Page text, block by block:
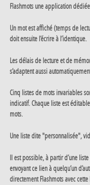
Flashmots une application
Un mot est affiché (temps de
doit ensuite l’écrire à l’identique.
Les délais de lecture et de
s’adaptent aussi
Cinq listes de mots invariables
indicatif. Chaque liste est
mots.
Une liste dite "personnalisée",
Il est possible, à partir d’une
envoyant ce lien à quelqu’un
directement Flashmots avec